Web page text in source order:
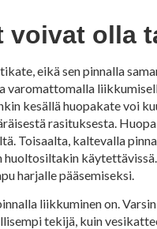
voivat olla
eikä sen pinnalla
kesällä huopakate voi
rasituksesta.
Toisaalta, kaltevalla
harjalle pääsemiseksi.
liikkuminen on.
tekijä, kuin